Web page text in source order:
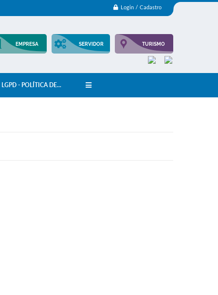
Login / Cadastro
EMPRESA SERVIDOR TURISMO
LGPD - POLÍTICA DE...